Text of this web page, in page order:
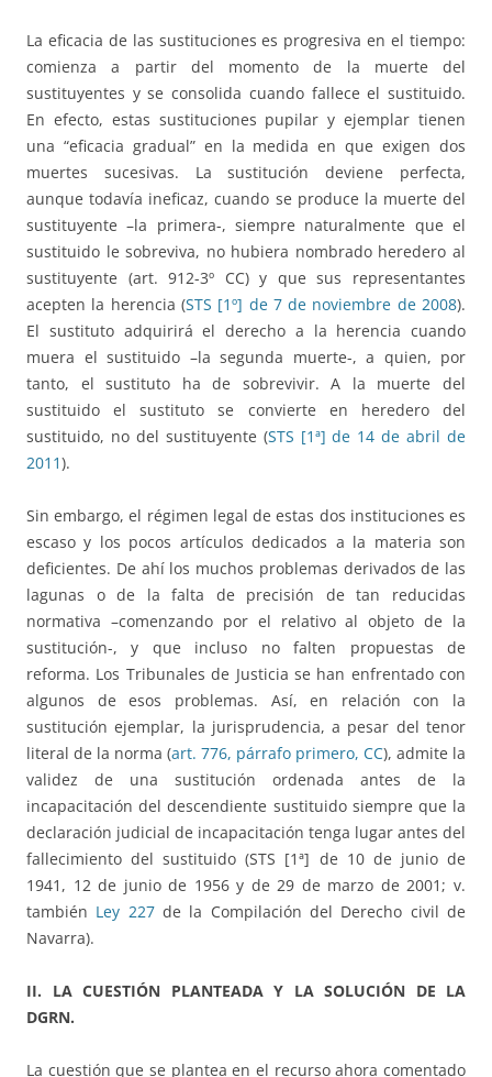
La eficacia de las sustituciones es progresiva en el tiempo:
comienza a partir del momento de la muerte del
sustituyentes y se consolida cuando fallece el sustituido.
En efecto, estas sustituciones pupilar y ejemplar tienen
una “eficacia gradual” en la medida en que exigen dos
muertes sucesivas. La sustitución deviene perfecta,
aunque todavía ineficaz, cuando se produce la muerte del
sustituyente –la primera-, siempre naturalmente que el
sustituido le sobreviva, no hubiera nombrado heredero al
sustituyente (art. 912-3º CC) y que sus representantes
acepten la herencia (STS [1º] de 7 de noviembre de 2008).
El sustituto adquirirá el derecho a la herencia cuando
muera el sustituido –la segunda muerte-, a quien, por
tanto, el sustituto ha de sobrevivir. A la muerte del
sustituido el sustituto se convierte en heredero del
sustituido, no del sustituyente (STS [1ª] de 14 de abril de
2011).
Sin embargo, el régimen legal de estas dos instituciones es
escaso y los pocos artículos dedicados a la materia son
deficientes. De ahí los muchos problemas derivados de las
lagunas o de la falta de precisión de tan reducidas
normativa –comenzando por el relativo al objeto de la
sustitución-, y que incluso no falten propuestas de
reforma. Los Tribunales de Justicia se han enfrentado con
algunos de esos problemas. Así, en relación con la
sustitución ejemplar, la jurisprudencia, a pesar del tenor
literal de la norma (art. 776, párrafo primero, CC), admite la
validez de una sustitución ordenada antes de la
incapacitación del descendiente sustituido siempre que la
declaración judicial de incapacitación tenga lugar antes del
fallecimiento del sustituido (STS [1ª] de 10 de junio de
1941, 12 de junio de 1956 y de 29 de marzo de 2001; v.
también Ley 227de la Compilación del Derecho civil de
Navarra).
II. LA CUESTIÓN PLANTEADA Y LA SOLUCIÓN DE LA
DGRN.
La cuestión que se plantea en el recurso ahora comentado